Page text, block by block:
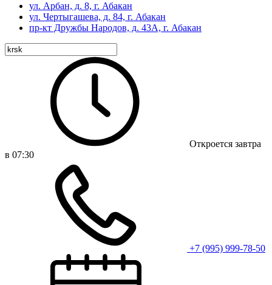
ул. Арбан, д. 8, г. Абакан
ул. Чертыгашева, д. 84, г. Абакан
пр-кт Дружбы Народов, д. 43А, г. Абакан
Откроется завтра
в 07:30
+7 (995) 999-78-50